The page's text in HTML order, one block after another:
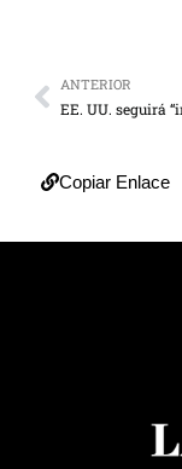
ANTERIOR
Copiar Enlace